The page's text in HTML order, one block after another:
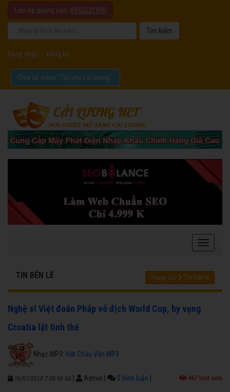
Liên hệ quảng cáo: 0932221090
Đăng nhập Đăng ký
Chia sẻ video "Tôi yêu cải lương".
TIN BÊN LỀ Trang chủ Tin bên lề
Nghệ sĩ Việt đoán Pháp vô địch World Cup, hy vọng
Croatia lật tình thế
Nhạc MP3: Hát Chầu Văn MP3
16/07/2018 7:00:56 SA Admin 0 bình luận 867 lượt xem